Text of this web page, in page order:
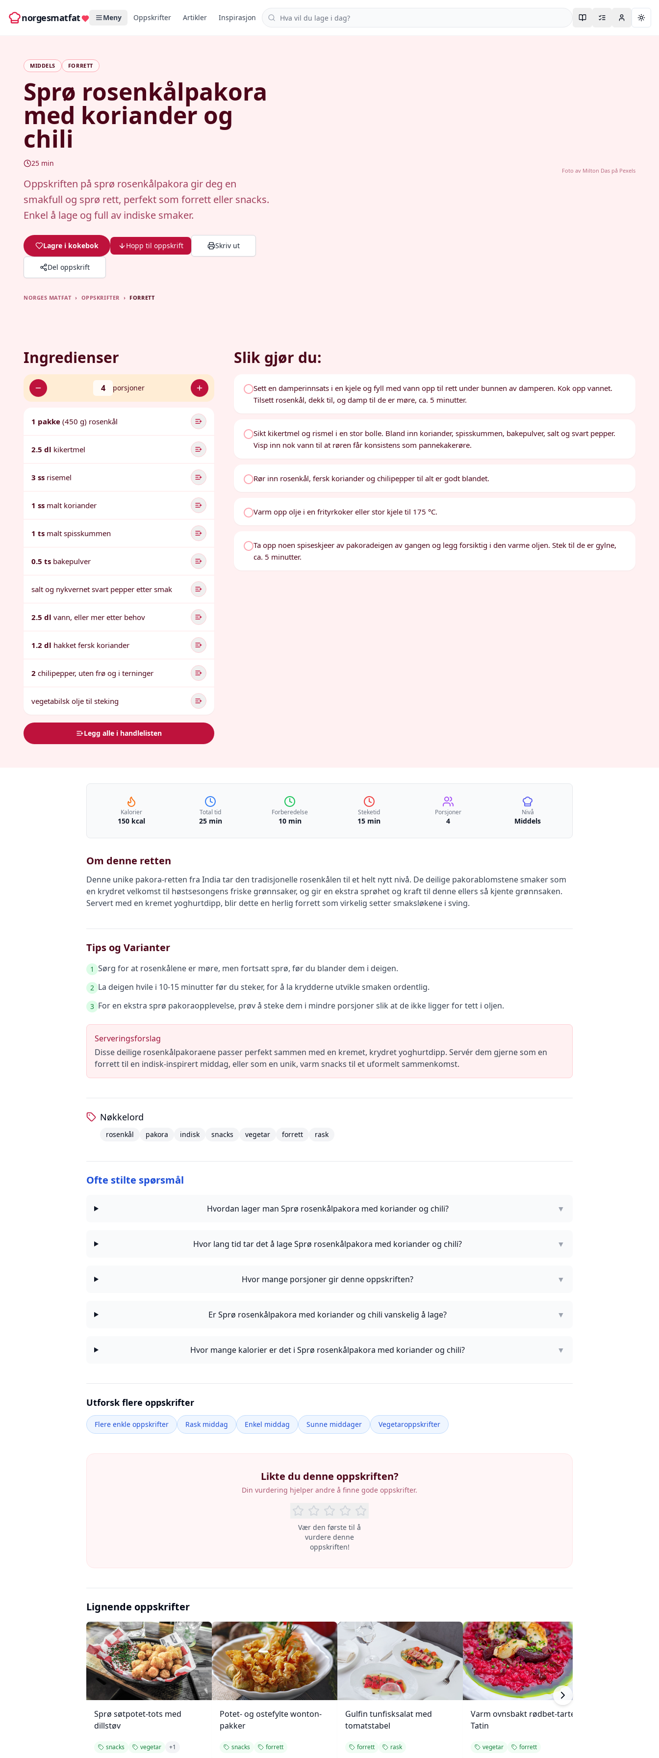
norgesmatfat Meny Oppskrifter Artikler Inspirasjon Søk i oppskrifter
MIDDELS FORRETT
Sprø rosenkålpakora
med koriander og
chili
25 min
Oppskriften på sprø rosenkålpakora gir deg en
smakfull og sprø rett, perfekt som forrett eller snacks.
Enkel å lage og full av indiske smaker.
Lagre i kokebok Hopp til oppskrift Skriv ut
Del oppskrift
Foto av Milton Daspå Pexels
NORGES MATFAT › OPPSKRIFTER › FORRETT
Ingredienser
4 porsjoner
1 pakke (450 g) rosenkål
2.5 dl kikertmel
3 ss risemel
1 ss malt koriander
1 ts malt spisskummen
0.5 ts bakepulver
salt og nykvernet svart pepper etter smak
2.5 dl vann, eller mer etter behov
1.2 dl hakket fersk koriander
2 chilipepper, uten frø og i terninger
vegetabilsk olje til steking
Legg alle i handlelisten
Slik gjør du:
Sett en damperinnsats i en kjele og fyll med vann opp til rett under bunnen av damperen. Kok opp vannet.
Tilsett rosenkål, dekk til, og damp til de er møre, ca. 5 minutter.
Sikt kikertmel og rismel i en stor bolle. Bland inn koriander, spisskummen, bakepulver, salt og svart pepper.
Visp inn nok vann til at røren får konsistens som pannekakerøre.
Rør inn rosenkål, fersk koriander og chilipepper til alt er godt blandet.
Varm opp olje i en frityrkoker eller stor kjele til 175 °C.
Ta opp noen spiseskjeer av pakoradeigen av gangen og legg forsiktig i den varme oljen. Stek til de er gylne,
ca. 5 minutter.
Kalorier
150 kcal
Total tid
25 min
Forberedelse
10 min
Steketid
15 min
Porsjoner
4
Nivå
Middels
Om denne retten
Denne unike pakora-retten fra India tar den tradisjonelle rosenkålen til et helt nytt nivå. De deilige pakorablomstene smaker som
en krydret velkomst til høstsesongens friske grønnsaker, og gir en ekstra sprøhet og kraft til denne ellers så kjente grønnsaken.
Servert med en kremet yoghurtdipp, blir dette en herlig forrett som virkelig setter smaksløkene i sving.
Tips og Varianter
1 Sørg for at rosenkålene er møre, men fortsatt sprø, før du blander dem i deigen.
2 La deigen hvile i 10-15 minutter før du steker, for å la krydderne utvikle smaken ordentlig.
3 For en ekstra sprø pakoraopplevelse, prøv å steke dem i mindre porsjoner slik at de ikke ligger for tett i oljen.
Serveringsforslag
Disse deilige rosenkålpakoraene passer perfekt sammen med en kremet, krydret yoghurtdipp. Servér dem gjerne som en
forrett til en indisk-inspirert middag, eller som en unik, varm snacks til et uformelt sammenkomst.
Nøkkelord
rosenkål pakora indisk snacks vegetar forrett rask
Ofte stilte spørsmål
Hvordan lager man Sprø rosenkålpakora med koriander og chili? ▼
Hvor lang tid tar det å lage Sprø rosenkålpakora med koriander og chili? ▼
Hvor mange porsjoner gir denne oppskriften? ▼
Er Sprø rosenkålpakora med koriander og chili vanskelig å lage? ▼
Hvor mange kalorier er det i Sprø rosenkålpakora med koriander og chili? ▼
Utforsk flere oppskrifter
Flere enkle oppskrifter Rask middag Enkel middag Sunne middager Vegetaroppskrifter
Likte du denne oppskriften?
Din vurdering hjelper andre å finne gode oppskrifter.
Vær den første til å
vurdere denne
oppskriften!
Lignende oppskrifter
Sprø søtpotet-tots med
dillstøv
snacks vegetar +1
Potet- og ostefylte wonton-
pakker
snacks forrett
Gulfin tunfisksalat med
tomatstabel
forrett rask
Varm ovnsbakt rødbet-tarte
Tatin
vegetar forrett